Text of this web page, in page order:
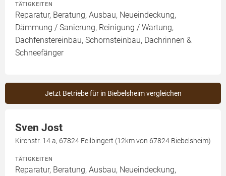
TÄTIGKEITEN
Reparatur, Beratung, Ausbau, Neueindeckung,
Dämmung / Sanierung, Reinigung / Wartung,
Dachfenstereinbau, Schornsteinbau, Dachrinnen &
Schneefänger
Jetzt Betriebe für in Biebelsheim vergleichen
Sven Jost
Kirchstr. 14 a, 67824 Feilbingert (12km von 67824 Biebelsheim)
TÄTIGKEITEN
Reparatur, Beratung, Ausbau, Neueindeckung,